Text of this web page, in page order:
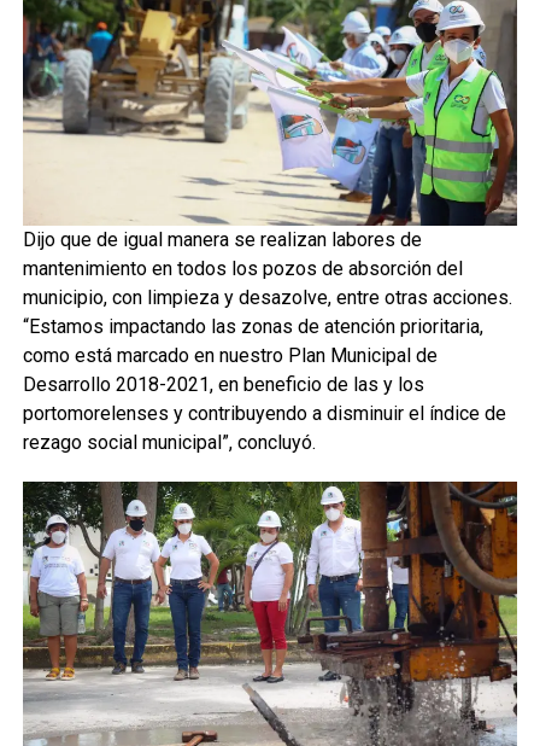
Dijo que de igual manera se realizan labores de
mantenimiento en todos los pozos de absorción del
municipio, con limpieza y desazolve, entre otras acciones.
“Estamos impactando las zonas de atención prioritaria,
como está marcado en nuestro Plan Municipal de
Desarrollo 2018-2021, en beneficio de las y los
portomorelenses y contribuyendo a disminuir el índice de
rezago social municipal”, concluyó.